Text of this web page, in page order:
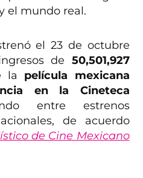
el mundo real.
el 23 de octubre
de 50,501,927
la película mexicana
en la Cineteca
entre estrenos
de acuerdo
de Cine Mexicano